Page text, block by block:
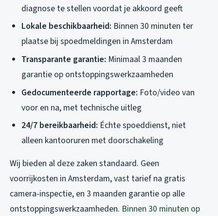
diagnose te stellen voordat je akkoord geeft
Lokale beschikbaarheid: Binnen 30 minuten ter
plaatse bij spoedmeldingen in Amsterdam
Transparante garantie: Minimaal 3 maanden
garantie op ontstoppingswerkzaamheden
Gedocumenteerde rapportage: Foto/video van
voor en na, met technische uitleg
24/7 bereikbaarheid: Échte spoeddienst, niet
alleen kantooruren met doorschakeling
Wij bieden al deze zaken standaard. Geen
voorrijkosten in Amsterdam, vast tarief na gratis
camera-inspectie, en 3 maanden garantie op alle
ontstoppingswerkzaamheden. Binnen 30 minuten op